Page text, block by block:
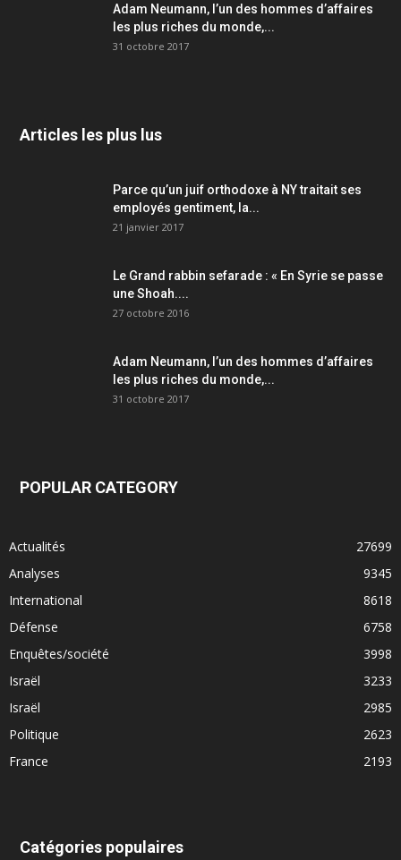
Adam Neumann, l’un des hommes d’affaires
les plus riches du monde,...
31 octobre 2017
Articles les plus lus
Parce qu’un juif orthodoxe à NY traitait ses
employés gentiment, la...
21 janvier 2017
Le Grand rabbin sefarade : « En Syrie se passe
une Shoah....
27 octobre 2016
Adam Neumann, l’un des hommes d’affaires
les plus riches du monde,...
31 octobre 2017
POPULAR CATEGORY
Actualités
27699
Analyses
9345
International
8618
Défense
6758
Enquêtes/société
3998
Israël
3233
Israël
2985
Politique
2623
France
2193
Catégories populaires